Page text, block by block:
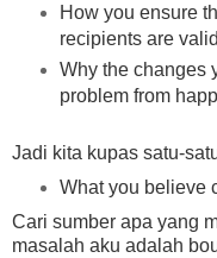
How you ensure
recipients are
Why the changes
problem from
Jadi kita kupas satu-
What you believe
Cari sumber apa yang
masalah aku adalah